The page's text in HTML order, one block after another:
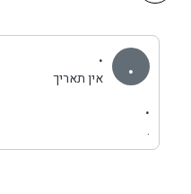
.
.
אין תאריך
.
.